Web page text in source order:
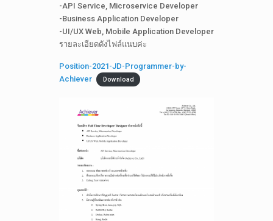
-API Service, Microservice Developer
-Business Application Developer
-UI/UX Web, Mobile Application Developer
รายละเอียดดังไฟล์แนบค่ะ
Position-2021-JD-Programmer-by-
Achiever
Download